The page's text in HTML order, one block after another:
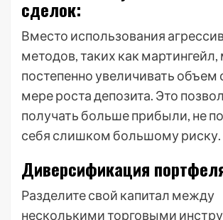
сделок:
Вместо использования
методов, таких как
постепенно увеличивать объем
мере роста депозита. Это
получать больше прибыли, не
себя слишком большому риску.
Диверсификация
Разделите свой капитал между
несколькими торговыми